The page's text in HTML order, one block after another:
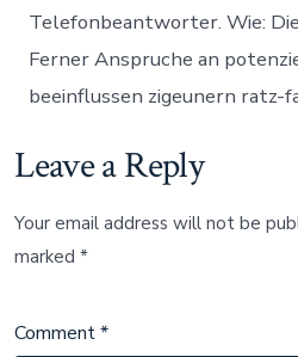
Telefonbeantworter. Wie:
Ferner Anspruche an
beeinflussen zigeunern ratz-
Leave a Reply
Your email address will not be
marked*
Comment*